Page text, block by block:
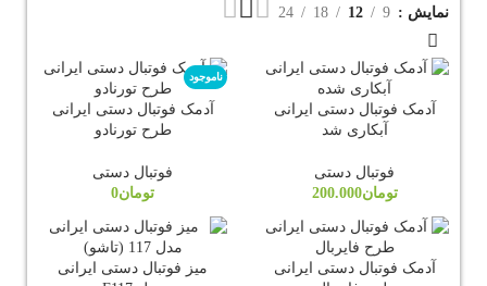
نمایش 9
12
18
24
آدمک فوتبال دستی ایرانی
آبکاری شد
فوتبال دستی
تومان200.000
ناموجود
آدمک فوتبال دستی ایرانی
طرح تورنادو
فوتبال دستی
تومان0
آدمک فوتبال دستی ایرانی
میز فوتبال دستی ایرانی